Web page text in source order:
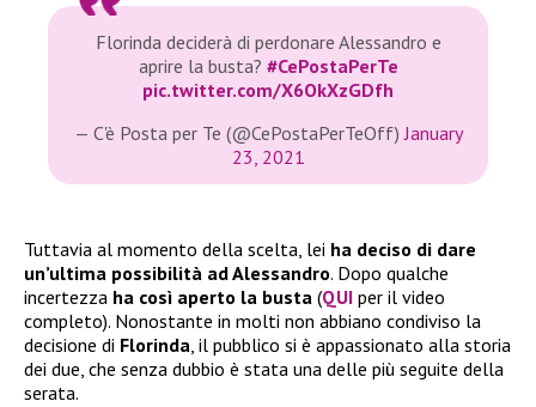
Florinda deciderà di perdonare Alessandro e
aprire la busta? #CePostaPerTe
pic.twitter.com/X6OkXzGDfh
— C'è Posta per Te (@CePostaPerTeOff)January
23, 2021
Tuttavia al momento della scelta, lei ha deciso di dare
un’ultima possibilità ad Alessandro. Dopo qualche
incertezza ha così aperto la busta (QUI per il video
completo). Nonostante in molti non abbiano condiviso la
decisione di Florinda, il pubblico si è appassionato alla storia
dei due, che senza dubbio è stata una delle più seguite della
serata.